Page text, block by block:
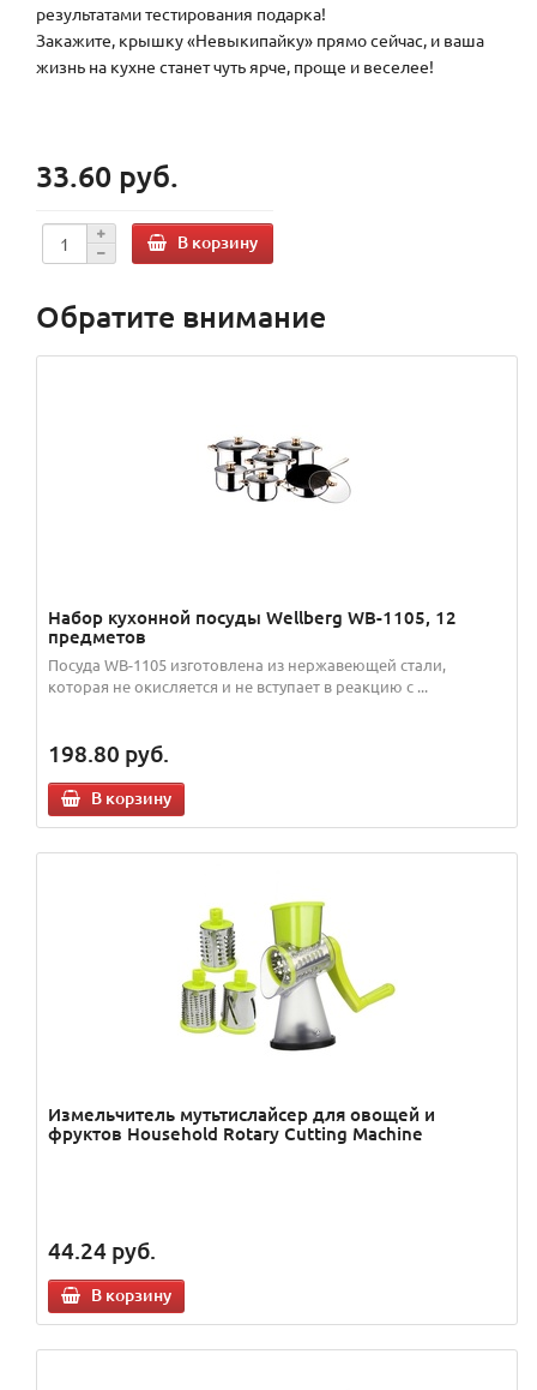
результатами тестирования подарка!
Закажите, крышку «Невыкипайку» прямо сейчас, и ваша
жизнь на кухне станет чуть ярче, проще и веселее!
33.60 руб.
В корзину
Обратите внимание
Набор кухонной посуды Wellberg WB-1105, 12
предметов
Посуда WB-1105 изготовлена из нержавеющей стали,
которая не окисляется и не вступает в реакцию с ...
198.80 руб.
В корзину
Измельчитель мутьтислайсер для овощей и
фруктов Household Rotary Cutting Machine
44.24 руб.
В корзину